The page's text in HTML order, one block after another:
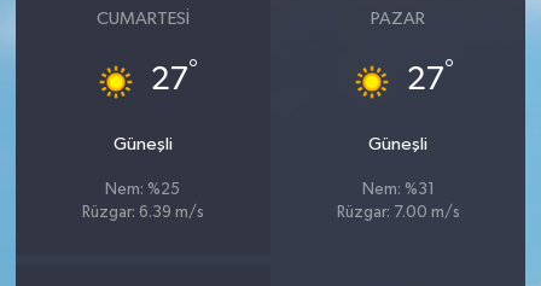
CUMARTESI
27°
Güneşli
Nem: %25
Rüzgar: 6.39 m/s
PAZAR
27°
Güneşli
Nem: %31
Rüzgar: 7.00 m/s